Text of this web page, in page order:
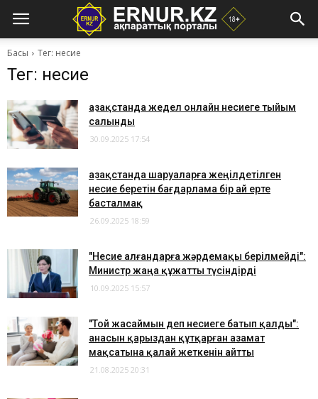
Басы Тег: несие
Тег: несие
Қазақстанда жедел онлайн несиеге тыйым
салынды
30.09.2025 17:54
Қазақстанда шаруаларға жеңілдетілген
несие беретін бағдарлама бір ай ерте
басталмақ
26.09.2025 18:59
"Несие алғандарға жәрдемақы берілмейді":
Министр жаңа құжатты түсіндірді
10.09.2025 15:57
"Той жасаймын деп несиеге батып қалды":
анасын қарыздан құтқарған азамат
мақсатына қалай жеткенін айтты
21.08.2025 20:31